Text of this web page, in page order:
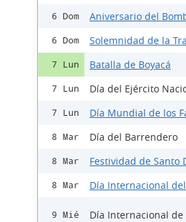
6 Dom Aniversario del
6 Dom Solemnidad de la
7 Lun Batalla de Boyacá
7 Lun Día del Ejército
7 Lun Día Mundial de los
8 Mar Día del Barrendero
8 Mar Festividad de Santo
8 Mar Día Internacional
9 Mié Día Internacional